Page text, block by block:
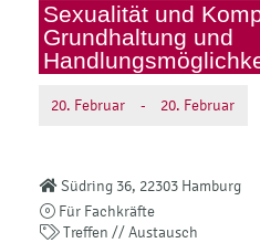
Sexualität und
Grundhaltung und
20. Februar - 20. Februar
Südring 36, 22303 Hamburg
Für Fachkräfte
Treffen // Austausch